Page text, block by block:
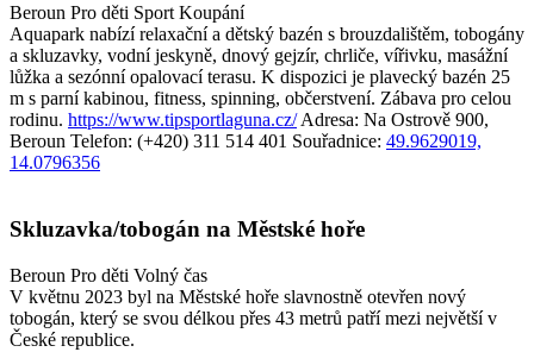
Beroun Pro děti Sport Koupání
Aquapark nabízí relaxační a dětský bazén s brouzdalištěm, tobogány
a skluzavky, vodní jeskyně, dnový gejzír, chrliče, vířivku, masážní
lůžka a sezónní opalovací terasu. K dispozici je plavecký bazén 25
m s parní kabinou, fitness, spinning, občerstvení. Zábava pro celou
rodinu. https://www.tipsportlaguna.cz/ Adresa: Na Ostrově 900,
Beroun Telefon: (+420) 311 514 401 Souřadnice: 49.9629019,
14.0796356
Skluzavka/tobogán na Městské hoře
Beroun Pro děti Volný čas
V květnu 2023 byl na Městské hoře slavnostně otevřen nový
tobogán, který se svou délkou přes 43 metrů patří mezi největší v
České republice.